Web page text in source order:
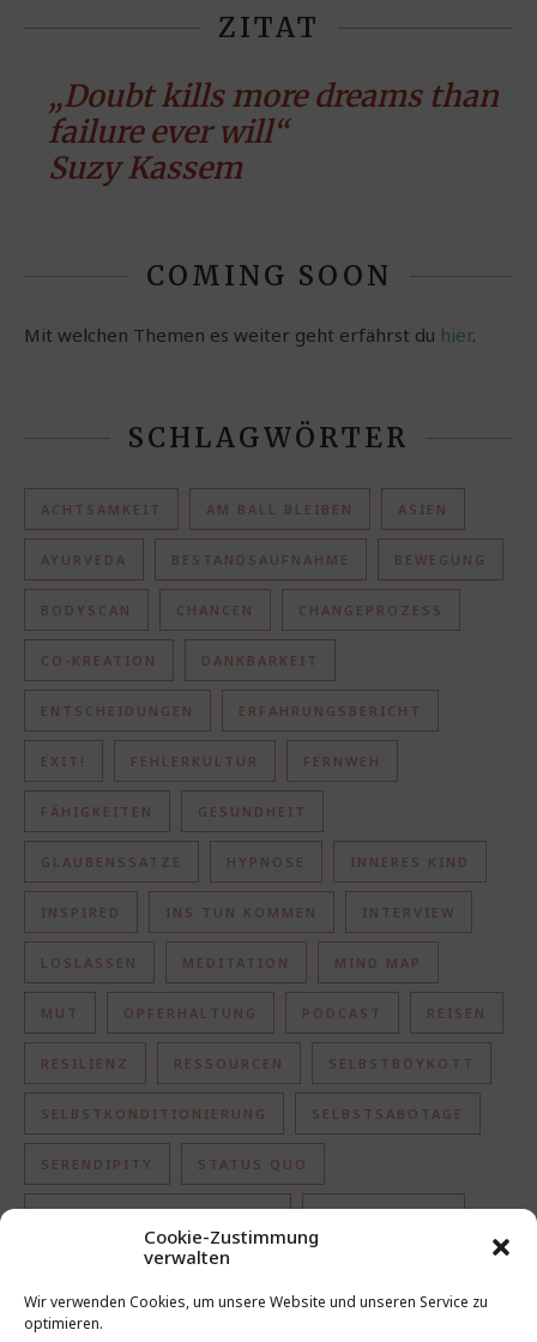
Cookie-Zustimmung
verwalten
Wir verwenden Cookies, um unsere Website und unseren Service zu
optimieren.
ZITAT
„Doubt kills more dreams than
failure ever will“
Suzy Kassem
COMING SOON
Mit welchen Themen es weiter geht erfährst du hier.
SCHLAGWÖRTER
ACHTSAMKEIT AM BALL BLEIBEN ASIEN
AYURVEDA BESTANDSAUFNAHME BEWEGUNG
BODYSCAN CHANCEN CHANGEPROZESS
CO-KREATION DANKBARKEIT
ENTSCHEIDUNGEN ERFAHRUNGSBERICHT
EXIT! FEHLERKULTUR FERNWEH
FÄHIGKEITEN GESUNDHEIT
GLAUBENSSÄTZE HYPNOSE INNERES KIND
INSPIRED INS TUN KOMMEN INTERVIEW
LOSLASSEN MEDITATION MIND MAP
MUT OPFERHALTUNG PODCAST REISEN
RESILIENZ RESSOURCEN SELBSTBOYKOTT
SELBSTKONDITIONIERUNG SELBSTSABOTAGE
SERENDIPITY STATUS QUO
TOXISCHE PARTNERSCHAFT UNGEWISSHEIT
VORURTEILE WERTE
ÄNGSTE ÜBUNG